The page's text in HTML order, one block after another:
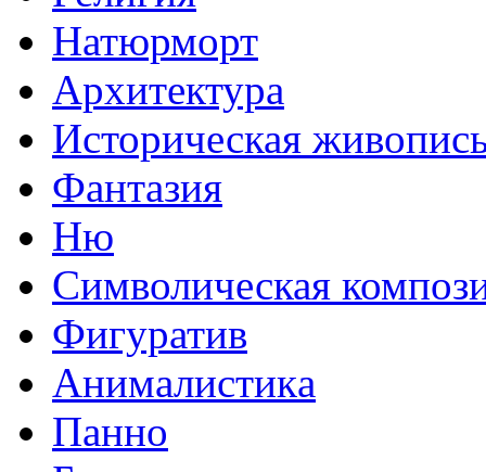
Натюрморт
Архитектура
Историческая
Фантазия
Ню
Символическая
Фигуратив
Анималистикa
Панно